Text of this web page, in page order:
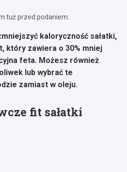
tuż przed podaniem.
kaloryczność sałatki,
który zawiera o 30% mniej
feta. Możesz również
lub wybrać te
zamiast w oleju.
fit sałatki